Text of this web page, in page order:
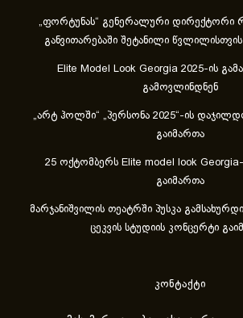
„ფორტუნას“ გენერალური დირექტორი
განვითარებაში შეტანილი
Elite Model Look Georgia 2025-ის
გამოვლინდნენ
„არტ ჰოლში“ „პერსონა 2025“-ის
გაიმართა
25 ოქტომბერს Elite model look Georgia-
გაიმართა
მარჯანიშვილის თეატრში პუსკა
ცეკვის სტუდიის კონცერტი
კონტაქტი